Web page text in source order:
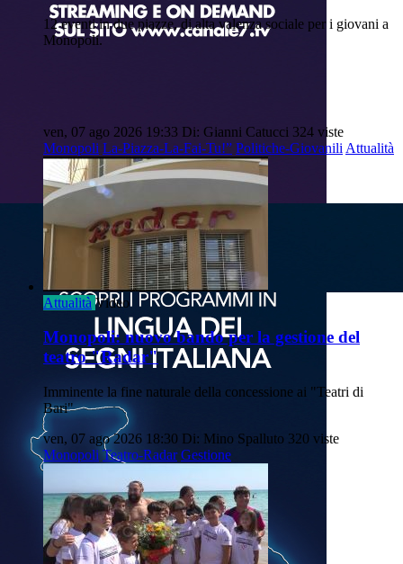
12 eventi in due piazze, di alta valenza sociale per i giovani a
Monopoli.
ven, 07 ago 2026 19:33 Di: Gianni Catucci 324 viste
Monopoli La-Piazza-La-Fai-Tu!” Politiche-Giovanili Attualità
Attualità Video
Monopoli: nuovo bando per la gestione del
teatro "Radar"
Imminente la fine naturale della concessione ai "Teatri di
Bari"
ven, 07 ago 2026 18:30 Di: Mino Spalluto 320 viste
Monopoli Teatro-Radar Gestione